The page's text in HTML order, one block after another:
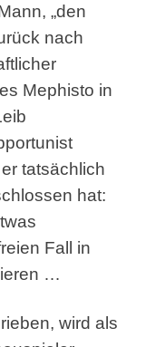
„den
nach
Mephisto in
tatsächlich
hat:
Fall in
…
wird als